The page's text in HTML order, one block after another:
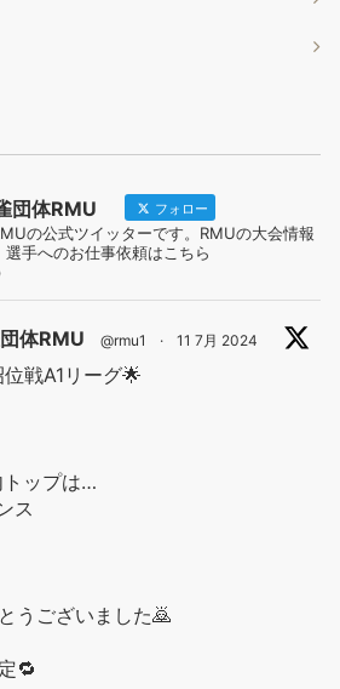
団体RMU フォロー
の公式ツイッターです。RMUの大会情報
手へのお仕事依頼はこちら
体RMU @rmu1 · 11 7月 2024
戦A1リーグ🌟
ップは…
ス
うございました🙇
🔁